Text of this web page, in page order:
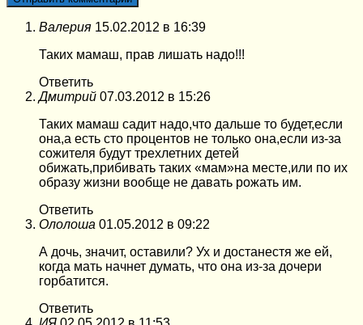
Валерия 15.02.2012 в 16:39
Таких мамаш, прав лишать надо!!!
Ответить
Дмитрий 07.03.2012 в 15:26
Таких мамаш садит надо,что дальше то будет,если
она,а есть сто процентов не только она,если из-за
сожителя будут трехлетних детей
обижать,прибивать таких «мам»на месте,или по их
образу жизни вообще не давать рожать им.
Ответить
Ололоша 01.05.2012 в 09:22
А дочь, значит, оставили? Ух и достанестя же ей,
когда мать начнет думать, что она из-за дочери
горбатится.
Ответить